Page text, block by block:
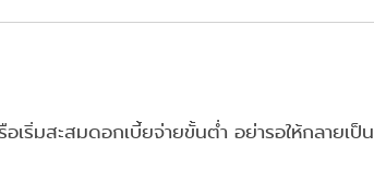
ริ่มสะสมดอกเบี้ยจ่ายขั้นต่ำ อย่ารอให้กลายเป็น